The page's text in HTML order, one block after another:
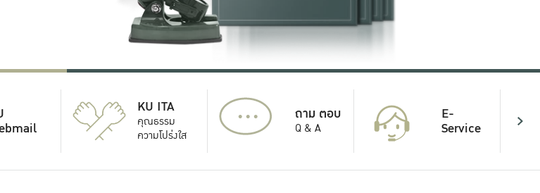
KU ITA
คุณธรรม
ความโปร่งใส
... ถาม ตอบ
Q & A
E-
Service